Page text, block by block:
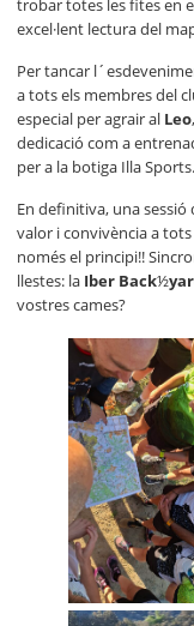
trobar totes les fites en
excel·lent lectura del
Per tancar
a tots els membres del
especial per agrair al Leo
dedicació com a
per a la botiga Illa Sports.
En definitiva, una
valor i convivència a
només el principi!!
llestes: la Iber Back½
vostres cames?